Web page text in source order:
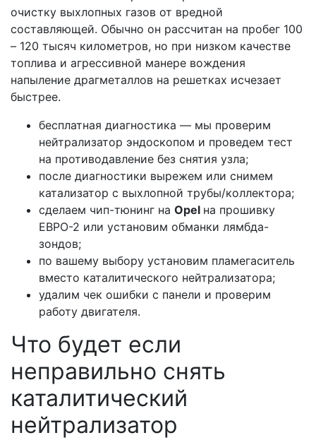
очистку выхлопных газов от вредной
составляющей. Обычно он рассчитан на пробег 100
– 120 тысяч километров, но при низком качестве
топлива и агрессивной манере вождения
напыление драгметаллов на решетках исчезает
быстрее.
бесплатная диагностика — мы проверим
нейтрализатор эндоскопом и проведем тест
на противодавление без снятия узла;
после диагностики вырежем или снимем
катализатор с выхлопной трубы/коллектора;
сделаем чип-тюнинг на Opel на прошивку
ЕВРО-2 или установим обманки лямбда-
зондов;
по вашему выбору установим пламегаситель
вместо каталитического нейтрализатора;
удалим чек ошибки с панели и проверим
работу двигателя.
Что будет если
неправильно снять
каталитический
нейтрализатор